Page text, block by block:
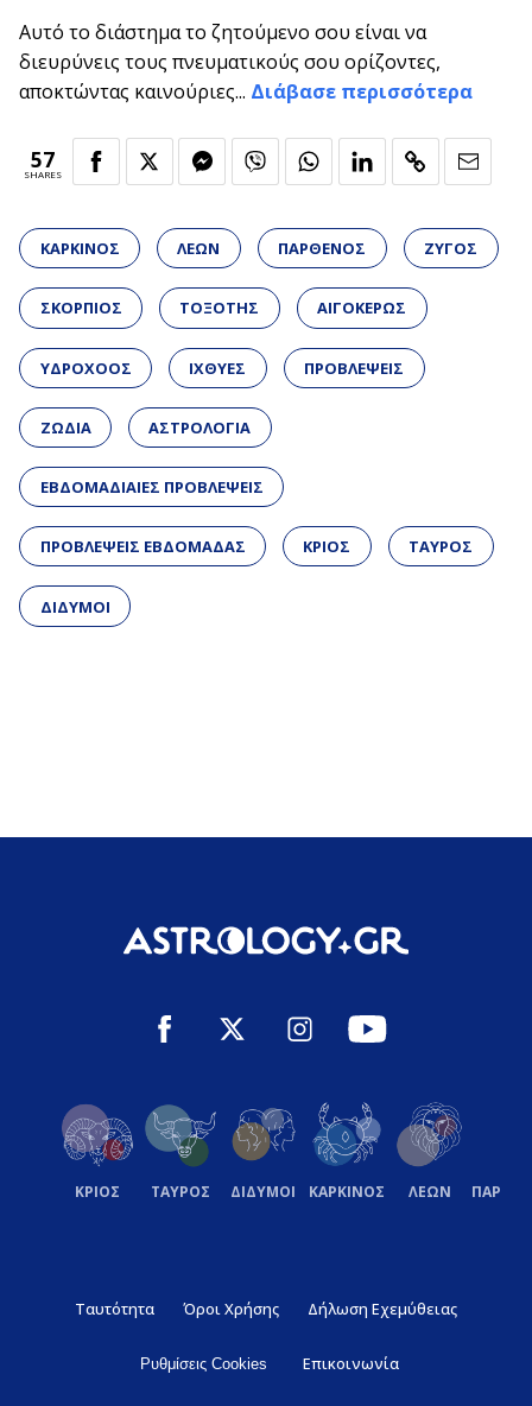
Αυτό το διάστημα το ζητούμενο σου είναι να
διευρύνεις τους πνευματικούς σου ορίζοντες,
αποκτώντας καινούριες... Διάβασε περισσότερα
57
SHARES
ΚΑΡΚΙΝΟΣ ΛΕΩΝ ΠΑΡΘΕΝΟΣ ΖΥΓΟΣ
ΣΚΟΡΠΙΟΣ ΤΟΞΟΤΗΣ ΑΙΓΟΚΕΡΩΣ
ΥΔΡΟΧΟΟΣ ΙΧΘΥΕΣ ΠΡΟΒΛΕΨΕΙΣ
ΖΩΔΙΑ ΑΣΤΡΟΛΟΓΙΑ
ΕΒΔΟΜΑΔΙΑΙΕΣ ΠΡΟΒΛΕΨΕΙΣ
ΠΡΟΒΛΕΨΕΙΣ ΕΒΔΟΜΑΔΑΣ ΚΡΙΟΣ ΤΑΥΡΟΣ
ΔΙΔΥΜΟΙ
ΚΡΙΟΣ ΤΑΥΡΟΣ ΔΙΔΥΜΟΙ ΚΑΡΚΙΝΟΣ ΛΕΩΝ
Ταυτότητα Όροι Χρήσης Δήλωση Εχεμύθειας
Ρυθμίσεις Cookies Επικοινωνία